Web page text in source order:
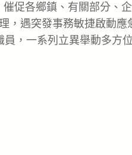
促各鄉鎮、有關部分、
，遇突發事務敏捷啟動應
，一系列立異舉動多方